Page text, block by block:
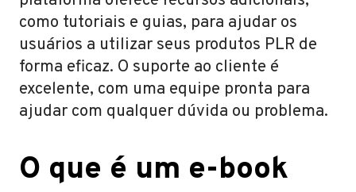
como tutoriais e guias, para ajudar os
usuários a utilizar seus produtos PLR de
forma eficaz. O suporte ao cliente é
excelente, com uma equipe pronta para
ajudar com qualquer dúvida ou problema.
O que é um e-book